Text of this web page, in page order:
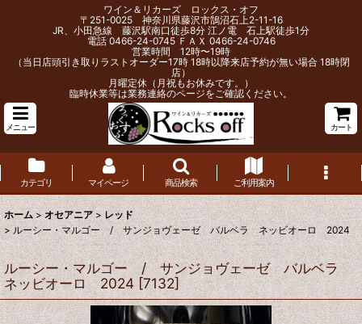
ワイン＆リカーズ ロックス・オフ
〒251-0025 神奈川県藤沢市鵠沼石上2-11-16
JR、小田急線 藤沢駅南口徒歩8分 江ノ電 石上駅徒歩1分
電話 0466-24-0745 ＦＡＸ 0466-24-0746
営業時間 12時〜19時
（当日店頭引き取りラストオーダー17時 18時以降来店予約が無い場合 18時閉
店）
月曜定休（月祝もお休みです。）
臨時休業等は業務連絡のページをご確認ください。
メニュー カート
カテゴリ マイページ 商品検索 ご利用案内
ホーム > オセアニア > レッド
> ルーシー・マルゴー / サンジョヴェーゼ バルベラ ネッビオーロ 2024
ルーシー・マルゴー / サンジョヴェーゼ バルベラ
ネッビオーロ 2024 [7132]